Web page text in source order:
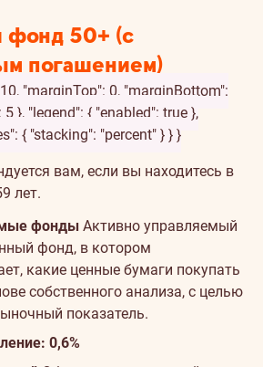
50+ (с
погашением)
"marginTop": 0, "marginBottom":
}, "legend": { "enabled": true },
{ "stacking": "percent" } } }
вам, если вы находитесь в
лет.
фонды Активно управляемый
фонд, в котором
какие ценные бумаги покупать
собственного анализа, с целью
показатель.
0,6%